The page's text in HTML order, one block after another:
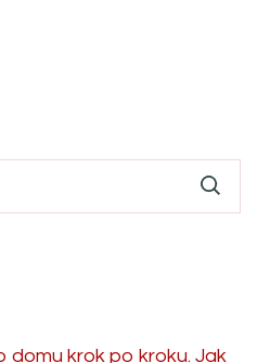
domu krok po kroku. Jak